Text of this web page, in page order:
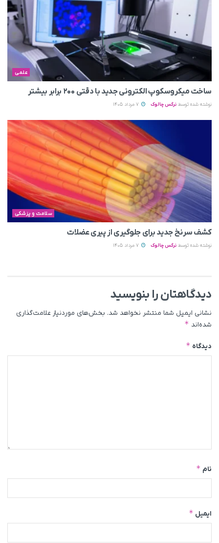
علمی
ساخت میکروسکوپ الکترونی جدید با دقتی ۲۰۰ برابر بیشتر
نوشته شده توسط نرگس چالوک
سلامت و پزشکی
کشف سرنخ جدید برای جلوگیری از پیری عضلات
نوشته شده توسط نرگس چالوک
دیدگاهتان را بنویسید
نشانی ایمیل شما منتشر نخواهد شد. بخش‌های موردنیاز علامت‌گذاری
شده‌اند *
دیدگاه *
نام *
ایمیل *